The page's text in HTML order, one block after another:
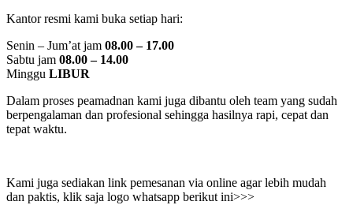
Kantor resmi kami buka setiap hari:
Senin – Jum’at jam 08.00 – 17.00
Sabtu jam 08.00 – 14.00
Minggu LIBUR
Dalam proses peamadnan kami juga dibantu oleh team yang sudah
berpengalaman dan profesional sehingga hasilnya rapi, cepat dan
tepat waktu.
Kami juga sediakan link pemesanan via online agar lebih mudah
dan paktis, klik saja logo whatsapp berikut ini>>>